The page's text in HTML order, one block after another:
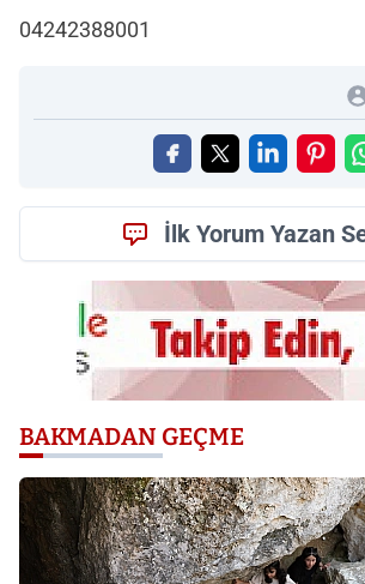
04242388001
İlk Yorum Yazan
BAKMADAN GEÇME